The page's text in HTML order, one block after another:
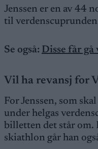
Jenssen er en av 44
til
Se også: Disse får
Vil ha revansj for
For Jenssen, som
under helgas
billetten det står om.
skiathlon går han